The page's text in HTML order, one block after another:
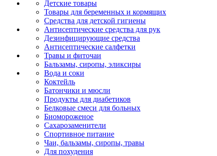
Детские товары
Товары для беременных и кормящих
Средства для детской гигиены
Антисептические средства для рук
Дезинфицирующие средства
Антисептические салфетки
Травы и фиточаи
Бальзамы, сиропы, эликсиры
Вода и соки
Коктейль
Батончики и мюсли
Продукты для диабетиков
Белковые смеси для больных
Биомороженое
Сахарозаменители
Спортивное питание
Чаи, бальзамы, сиропы, травы
Для похудения